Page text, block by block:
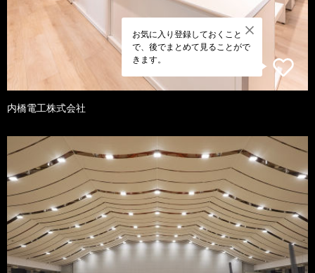
お気に入り登録しておくこと
で、後でまとめて見ることがで
きます。
内橋電工株式会社